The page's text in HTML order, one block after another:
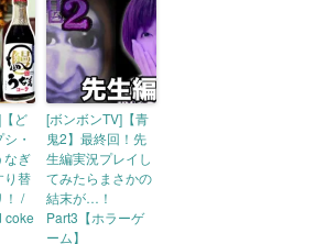
ど
・
なぎ
り替
！ /
coke
[ボンボンTV]【青
鬼2】最終回！先
生編実況プレイし
てみたらまさかの
結末が…！
Part3【ホラーゲ
ーム】